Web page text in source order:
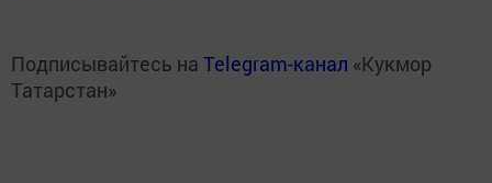
Подписывайтесь на Telegram-канал «Кукмор
Татарстан»